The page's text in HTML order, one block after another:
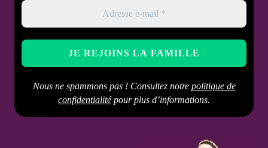
Nous ne spammons pas ! Consultez notre politique de
confidentialitépour plus d’informations.